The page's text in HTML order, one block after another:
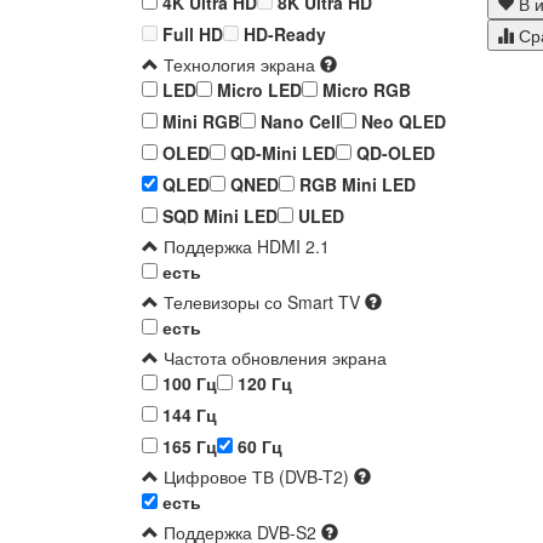
Full HD
HD-Ready
Технология экрана
LED
Micro LED
Micro RGB
Mini RGB
Nano Cell
Neo QLED
OLED
QD-Mini LED
QD-OLED
QLED
QNED
RGB Mini LED
SQD Mini LED
ULED
Поддержка HDMI 2.1
есть
Телевизоры со Smart TV
есть
Частота обновления экрана
100 Гц
120 Гц
144 Гц
165 Гц
60 Гц
Цифровое ТВ (DVB-T2)
есть
Поддержка DVB-S2